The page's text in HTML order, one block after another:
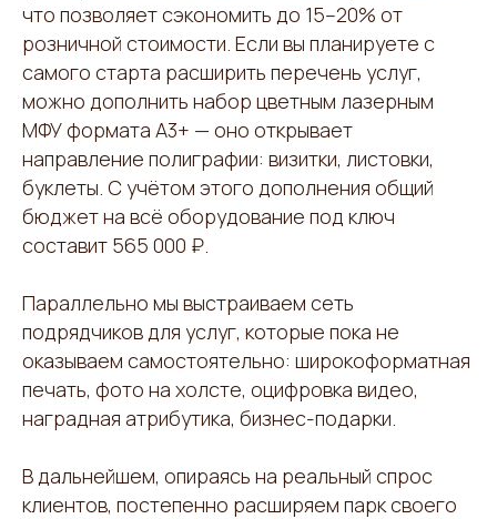
что позволяет сэкономить до 15–20% от
розничной стоимости. Если вы планируете с
самого старта расширить перечень услуг,
можно дополнить набор цветным лазерным
МФУ формата А3+ — оно открывает
направление полиграфии: визитки, листовки,
буклеты. С учётом этого дополнения общий
бюджет на всё оборудование под ключ
составит 565 000 ₽.
Параллельно мы выстраиваем сеть
подрядчиков для услуг, которые пока не
оказываем самостоятельно: широкоформатная
печать, фото на холсте, оцифровка видео,
наградная атрибутика, бизнес-подарки.
В дальнейшем, опираясь на реальный спрос
клиентов, постепенно расширяем парк своего